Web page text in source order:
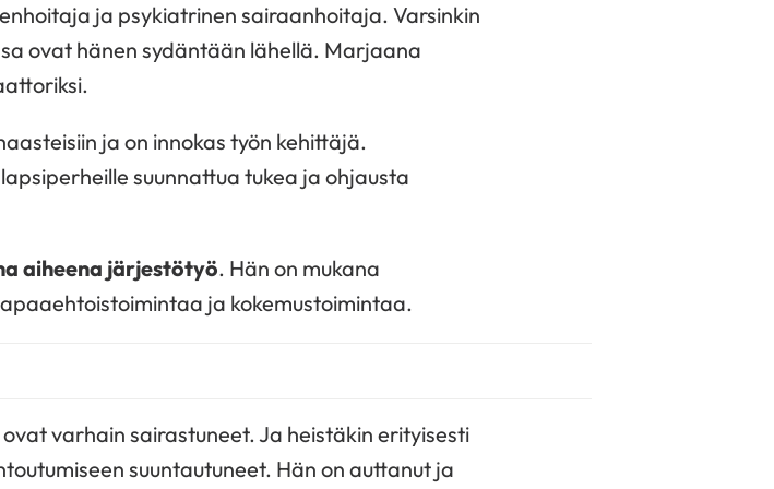
ja psykiatrinen sairaanhoitaja. Varsinkin
ovat hänen sydäntään lähellä. Marjaana
ja on innokas työn kehittäjä.
suunnattua tukea ja ohjausta
aiheena järjestötyö. Hän on mukana
ja kokemustoimintaa.
varhain sairastuneet. Ja heistäkin erityisesti
suuntautuneet. Hän on auttanut ja